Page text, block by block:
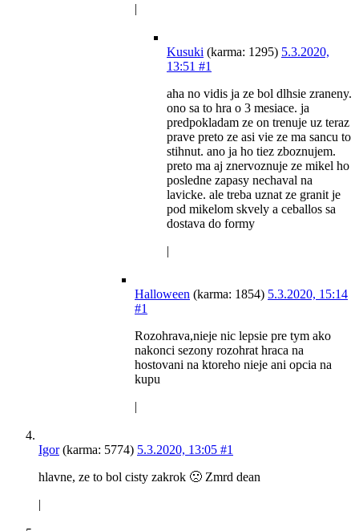
|
Kusuki (karma: 1295) 5.3.2020,
13:51 #1
aha no vidis ja ze bol dlhsie zraneny.
ono sa to hra o 3 mesiace. ja
predpokladam ze on trenuje uz teraz
prave preto ze asi vie ze ma sancu to
stihnut. ano ja ho tiez zboznujem.
preto ma aj znervoznuje ze mikel ho
posledne zapasy nechaval na
lavicke. ale treba uznat ze granit je
pod mikelom skvely a ceballos sa
dostava do formy
|
Halloween (karma: 1854) 5.3.2020, 15:14
#1
Rozohrava,nieje nic lepsie pre tym ako
nakonci sezony rozohrat hraca na
hostovani na ktoreho nieje ani opcia na
kupu
|
Igor(karma: 5774) 5.3.2020, 13:05 #1
hlavne, ze to bol cisty zakrok 🙁 Zmrd dean
|